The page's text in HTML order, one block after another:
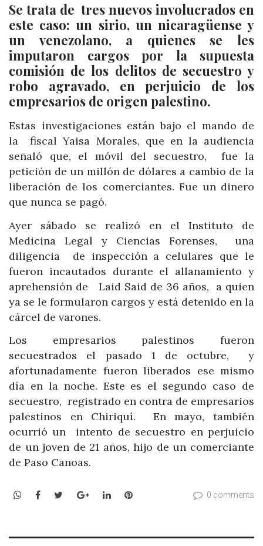
Se trata de tres nuevos involucrados en
este caso: un sirio, un nicaragüense y
un venezolano, a quienes se les
imputaron cargos por la supuesta
comisión de los delitos de secuestro y
robo agravado, en perjuicio de los
empresarios de origen palestino.
Estas investigaciones están bajo el mando de
la fiscal Yaisa Morales, que en la audiencia
señaló que, el móvil del secuestro, fue la
petición de un millón de dólares a cambio de la
liberación de los comerciantes. Fue un dinero
que nunca se pagó.
Ayer sábado se realizó en el Instituto de
Medicina Legal y Ciencias Forenses, una
diligencia de inspección a celulares que le
fueron incautados durante el allanamiento y
aprehensión de Laid Said de 36 años, a quien
ya se le formularon cargos y está detenido en la
cárcel de varones.
Los empresarios palestinos fueron
secuestrados el pasado 1 de octubre, y
afortunadamente fueron liberados ese mismo
día en la noche. Este es el segundo caso de
secuestro, registrado en contra de empresarios
palestinos en Chiriquí. En mayo, también
ocurrió un intento de secuestro en perjuicio
de un joven de 21 años, hijo de un comerciante
de Paso Canoas.
WhatsApp
Facebook
TwitterGoogle+LinkedInPinterest 0 comments